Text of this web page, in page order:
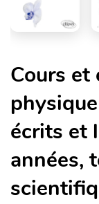
Cours et
écrits et
années,